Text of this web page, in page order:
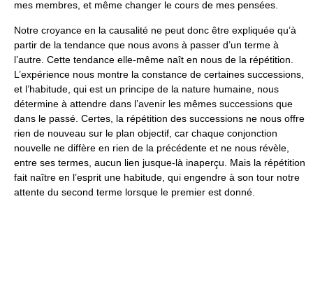
mes membres, et même changer le cours de mes pensées.
Notre croyance en la causalité ne peut donc être expliquée qu’à
partir de la tendance que nous avons à passer d’un terme à
l’autre. Cette tendance elle-même naît en nous de la répétition.
L’expérience nous montre la constance de certaines successions,
et l’habitude, qui est un principe de la nature humaine, nous
détermine à attendre dans l’avenir les mêmes successions que
dans le passé. Certes, la répétition des successions ne nous offre
rien de nouveau sur le plan objectif, car chaque conjonction
nouvelle ne diffère en rien de la précédente et ne nous révèle,
entre ses termes, aucun lien jusque-là inaperçu. Mais la répétition
fait naître en l’esprit une habitude, qui engendre à son tour notre
attente du second terme lorsque le premier est donné.